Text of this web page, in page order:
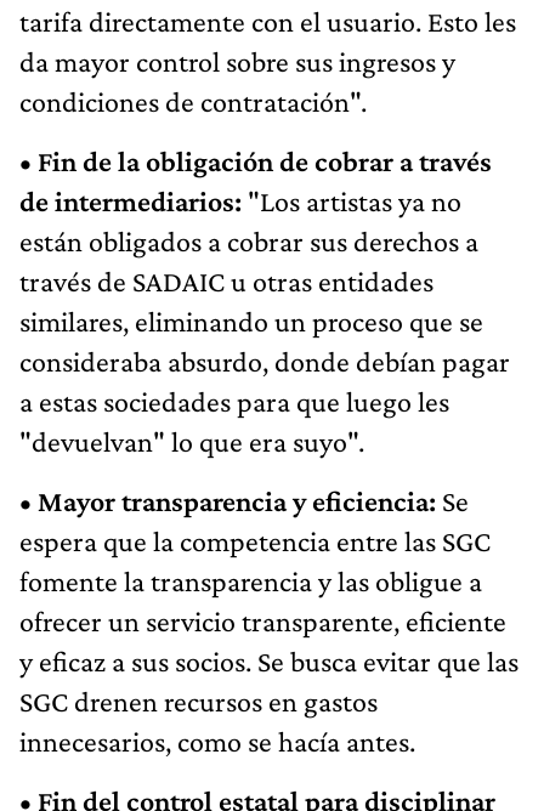
tarifa directamente con el usuario. Esto les
da mayor control sobre sus ingresos y
condiciones de contratación".
• Fin de la obligación de cobrar a través
de intermediarios: "Los artistas ya no
están obligados a cobrar sus derechos a
través de SADAIC u otras entidades
similares, eliminando un proceso que se
consideraba absurdo, donde debían pagar
a estas sociedades para que luego les
"devuelvan" lo que era suyo".
• Mayor transparencia y eficiencia: Se
espera que la competencia entre las SGC
fomente la transparencia y las obligue a
ofrecer un servicio transparente, eficiente
y eficaz a sus socios. Se busca evitar que las
SGC drenen recursos en gastos
innecesarios, como se hacía antes.
• Fin del control estatal para disciplinar